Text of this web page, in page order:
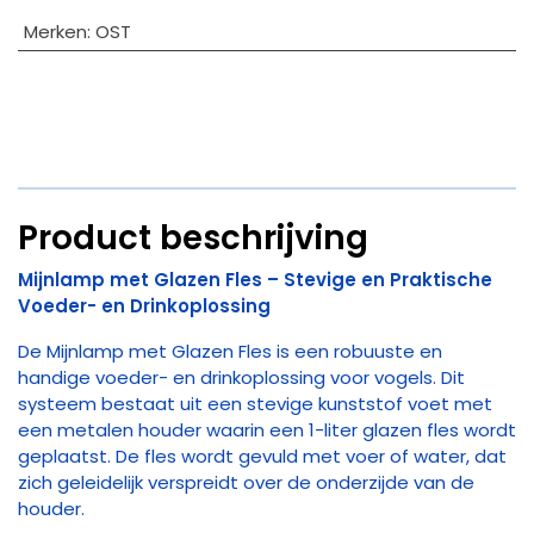
Merken: OST
Product beschrijving
Mijnlamp met Glazen Fles – Stevige en Praktische
Voeder- en Drinkoplossing
De Mijnlamp met Glazen Fles is een robuuste en
handige voeder- en drinkoplossing voor vogels. Dit
systeem bestaat uit een stevige kunststof voet met
een metalen houder waarin een 1-liter glazen fles wordt
geplaatst. De fles wordt gevuld met voer of water, dat
zich geleidelijk verspreidt over de onderzijde van de
houder.